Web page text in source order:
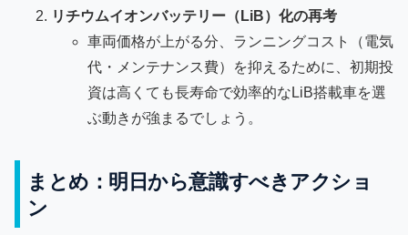
リチウムイオンバッテリー（LiB）化の再考
車両価格が上がる分、ランニングコスト（電気
代・メンテナンス費）を抑えるために、初期投
資は高くても長寿命で効率的なLiB搭載車を選
ぶ動きが強まるでしょう。
まとめ：明日から意識すべきアクショ
ン